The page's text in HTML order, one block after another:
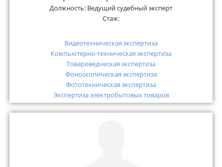
Должность: Ведущий судебный эксперт
Стаж:
Видеотехническая экспертиза
Компьютерно-техническая экспертиза
Товароведческая экспертиза
Фоноскопическая экспертиза
Фототехническая экспертиза
Экспертиза электробытовых товаров